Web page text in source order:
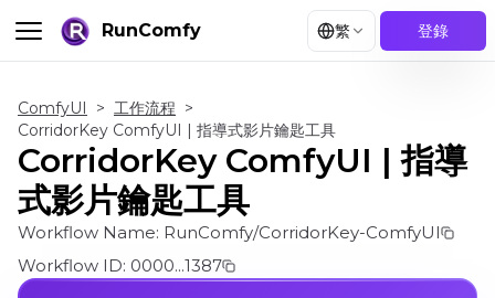
RunComfy 繁 登錄
ComfyUI > 工作流程 >
CorridorKey ComfyUI | 指導式影片鑰匙工具
CorridorKey ComfyUI | 指導
式影片鑰匙工具
Workflow Name: RunComfy/CorridorKey-ComfyUI
Workflow ID: 0000...1387